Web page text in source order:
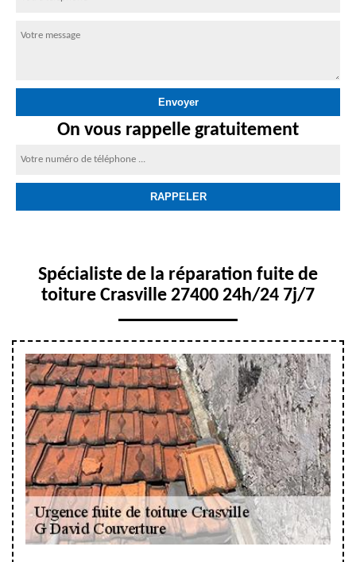
On vous rappelle gratuitement
Spécialiste de la réparation fuite de
toiture Crasville 27400 24h/24 7j/7